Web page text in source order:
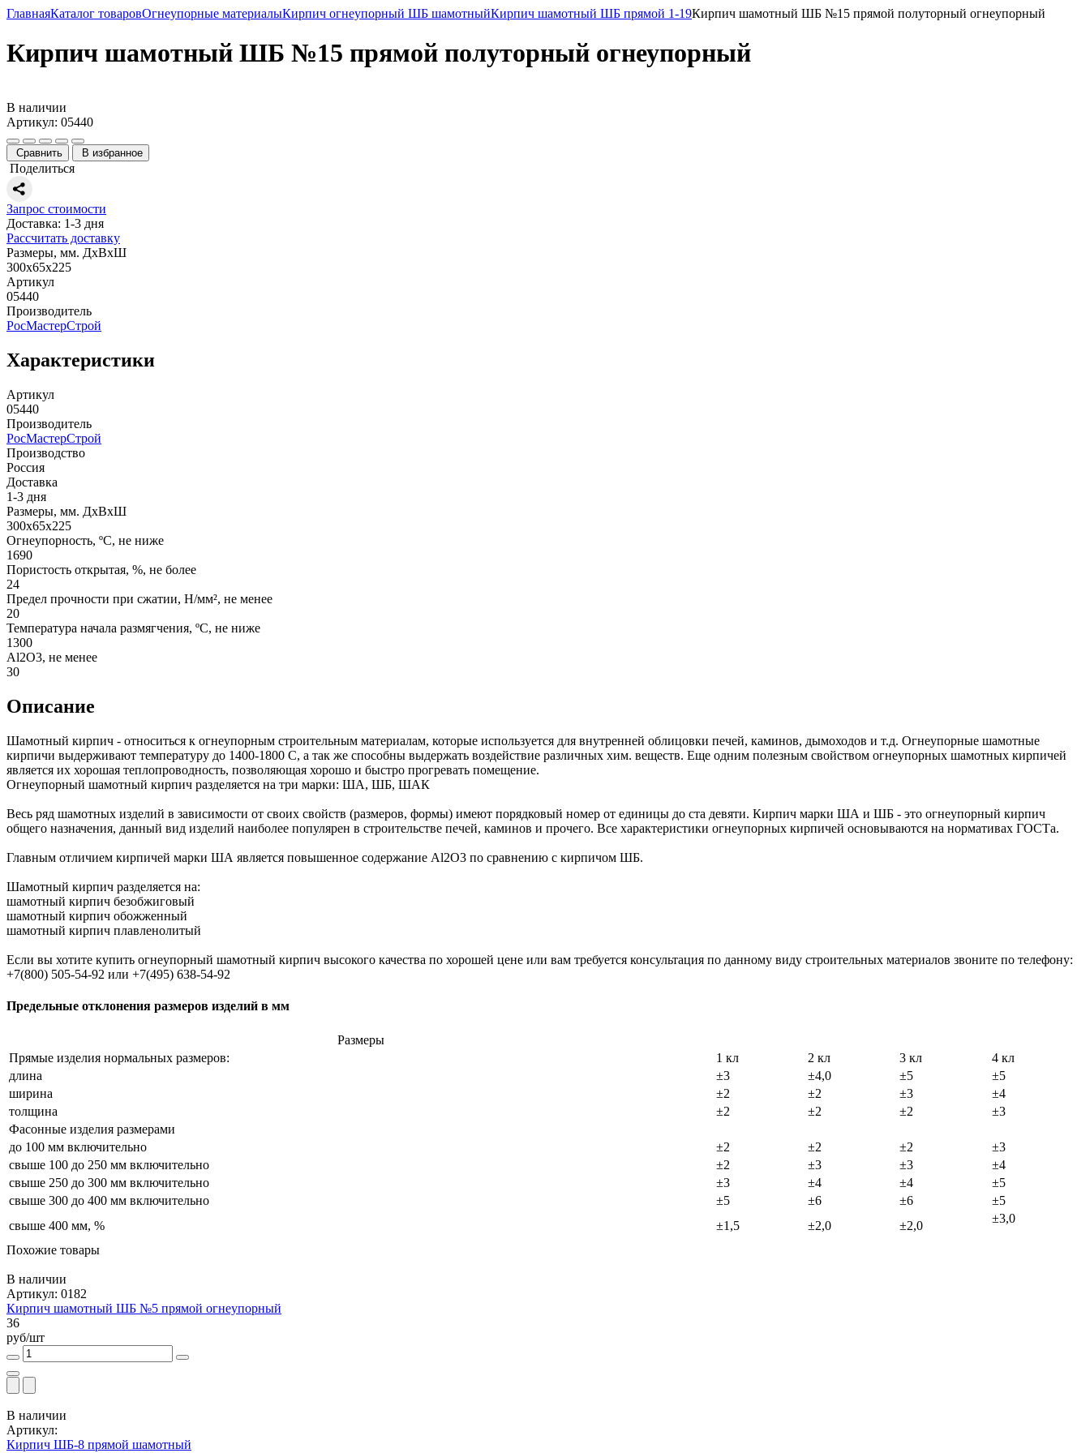
ГлавнаяКаталог товаровОгнеупорные материалыКирпич огнеупорный ШБ шамотныйКирпич шамотный ШБ прямой 1-19Кирпич шамотный ШБ №15 прямой полуторный огнеупорный
Кирпич шамотный ШБ №15 прямой полуторный огнеупорный
В наличии
Артикул: 05440
Сравнить В избранное
Поделиться
Запрос стоимости
Доставка: 1-3 дня
Рассчитать доставку
Размеры, мм. ДхВхШ
300х65х225
Артикул
05440
Производитель
РосМастерСтрой
Характеристики
Артикул
05440
Производитель
РосМастерСтрой
Производство
Россия
Доставка
1-3 дня
Размеры, мм. ДхВхШ
300х65х225
Огнеупорность, ºС, не ниже
1690
Пористость открытая, %, не более
24
Предел прочности при сжатии, Н/мм², не менее
20
Температура начала размягчения, ºС, не ниже
1300
Аl2О3, не менее
30
Описание
Шамотный кирпич - относиться к огнеупорным строительным материалам, которые используется для внутренней облицовки печей, каминов, дымоходов и т.д. Огнеупорные шамотные
кирпичи выдерживают температуру до 1400-1800 С, а так же способны выдержать воздействие различных хим. веществ. Еще одним полезным свойством огнеупорных шамотных кирпичей
является их хорошая теплопроводность, позволяющая хорошо и быстро прогревать помещение.
Огнеупорный шамотный кирпич разделяется на три марки: ША, ШБ, ШАК
Весь ряд шамотных изделий в зависимости от своих свойств (размеров, формы) имеют порядковый номер от единицы до ста девяти. Кирпич марки ША и ШБ - это огнеупорный кирпич
общего назначения, данный вид изделий наиболее популярен в строительстве печей, каминов и прочего. Все характеристики огнеупорных кирпичей основываются на нормативах ГОСТа.
Главным отличием кирпичей марки ША является повышенное содержание Al2O3 по сравнению с кирпичом ШБ.
Шамотный кирпич разделяется на:
шамотный кирпич безобжиговый
шамотный кирпич обожженный
шамотный кирпич плавленолитый
Если вы хотите купить огнеупорный шамотный кирпич высокого качества по хорошей цене или вам требуется консультация по данному виду строительных материалов звоните по телефону:
+7(800) 505-54-92 или +7(495) 638-54-92
Предельные отклонения размеров изделий в мм
Размеры
Прямые изделия нормальных размеров:
1 кл 2 кл 3 кл
4 кл
длина
±3 ±4,0 ±5
±5
ширина
±2 ±2 ±3
±4
толщина
±2 ±2 ±2
±3
Фасонные изделия размерами
до 100 мм включительно
±2 ±2 ±2
±3
свыше 100 до 250 мм включительно
±2 ±3 ±3
±4
свыше 250 до 300 мм включительно
±3 ±4 ±4
±5
свыше 300 до 400 мм включительно
±5 ±6 ±6
±5
свыше 400 мм, %
±1,5 ±2,0 ±2,0
±3,0
Похожие товары
В наличии
Артикул: 0182
Кирпич шамотный ШБ №5 прямой огнеупорный
36
руб/шт
В наличии
Артикул:
Кирпич ШБ-8 прямой шамотный